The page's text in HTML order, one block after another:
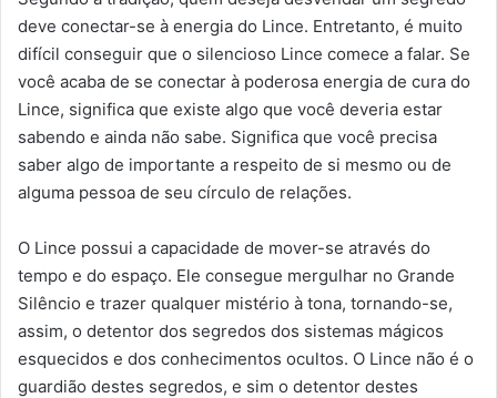
deve conectar-se à energia do Lince. Entretanto, é muito
difícil conseguir que o silencioso Lince comece a falar. Se
você acaba de se conectar à poderosa energia de cura do
Lince, significa que existe algo que você deveria estar
sabendo e ainda não sabe. Significa que você precisa
saber algo de importante a respeito de si mesmo ou de
alguma pessoa de seu círculo de relações.
O Lince possui a capacidade de mover-se através do
tempo e do espaço. Ele consegue mergulhar no Grande
Silêncio e trazer qualquer mistério à tona, tornando-se,
assim, o detentor dos segredos dos sistemas mágicos
esquecidos e dos conhecimentos ocultos. O Lince não é o
guardião destes segredos, e sim o detentor destes